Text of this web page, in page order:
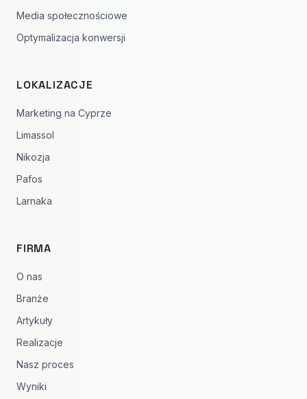
Media społecznościowe
Optymalizacja konwersji
LOKALIZACJE
Marketing na Cyprze
Limassol
Nikozja
Pafos
Larnaka
FIRMA
O nas
Branże
Artykuły
Realizacje
Nasz proces
Wyniki